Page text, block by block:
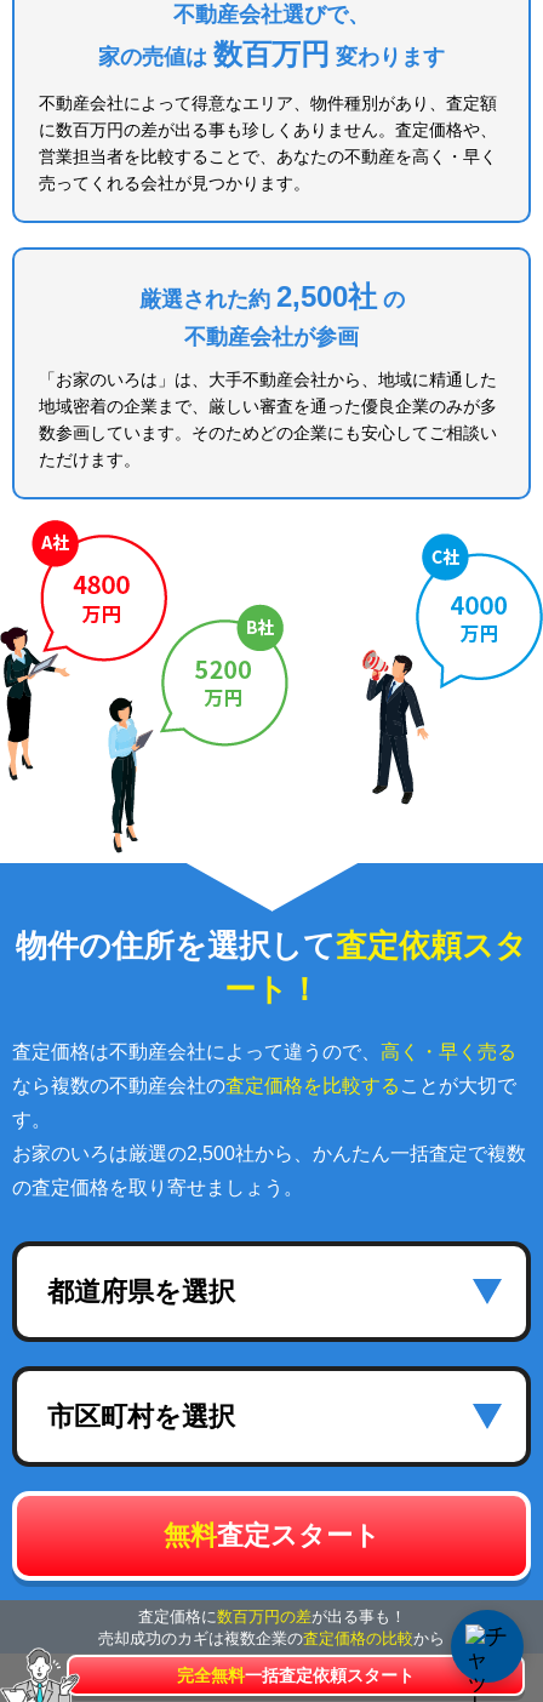
不動産会社選びで、
家の売値は 数百万円 変わります
不動産会社によって得意なエリア、物件種別があり、査定額
に数百万円の差が出る事も珍しくありません。査定価格や、
営業担当者を比較することで、あなたの不動産を高く・早く
売ってくれる会社が見つかります。
厳選された約 2,500社 の
不動産会社が参画
「お家のいろは」は、大手不動産会社から、地域に精通した
地域密着の企業まで、厳しい審査を通った優良企業のみが多
数参画しています。そのためどの企業にも安心してご相談い
ただけます。
物件の住所を選択して査定依頼スタ
ート！
査定価格は不動産会社によって違うので、 高く・早く売る
なら複数の不動産会社の査定価格を比較する ことが大切で
す。
お家のいろは厳選の2,500社から、かんたん一括査定で複数
の査定価格を取り寄せましょう。
都道府県を選択
市区町村を選択
無料査定スタート
査定価格に数百万円の差が出る事も！
売却成功のカギは複数企業の査定価格の比較から
完全無料一括査定依頼スタート